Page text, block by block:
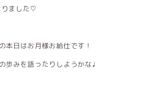
りました♡
本日はお月様お給仕です！
歩みを語ったりしようかな♩